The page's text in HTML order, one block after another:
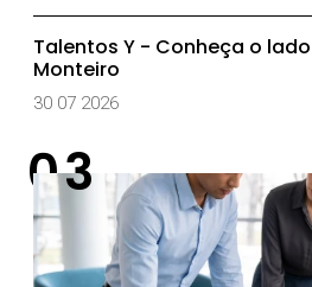
Talentos Y - Conheça o
Monteiro
30 07 2026